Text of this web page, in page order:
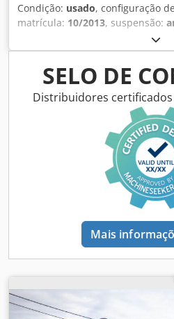
Condição: usado, configuração
matrícula: 10/2013, suspensão:
, distância entre eixos:
fabrico:2013, Material utilizável:
425/65r22.5 Suspensão:
Rodas Dcodpfx Aheuc Ebhjrek
Carga útil: 28.880 kg MMA:
SELO DE
Distribuidores
Mais